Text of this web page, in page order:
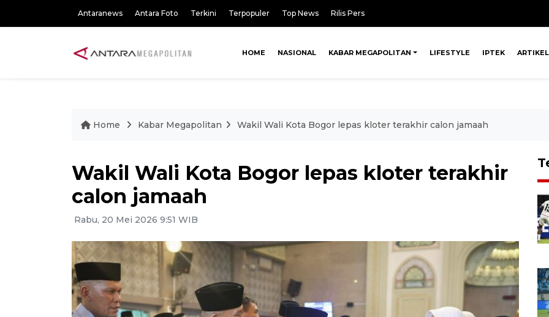
Antaranews Antara Foto Terkini Terpopuler Top News Rilis Pers
HOME NASIONAL KABAR MEGAPOLITAN LIFESTYLE IPTEK ARTIKEL
Home Kabar Megapolitan Wakil Wali Kota Bogor lepas kloter terakhir calon jamaah
Wakil Wali Kota Bogor lepas kloter terakhir
calon jamaah
Rabu, 20 Mei 2026 9:51 WIB